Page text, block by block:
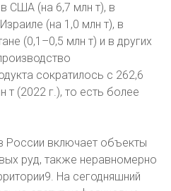
США (на 6,7 млн т), в
(на 1,0 млн т), в
(0,1–0,5 млн т) и в других
сократилось с 262,6
т (2022 г.), то есть более
включает объекты
руд, также неравномерно
На сегодняшний